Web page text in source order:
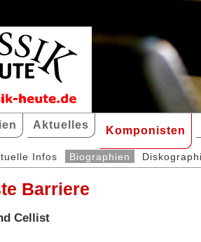
Aktuelles Komponisten
Infos Biographien
Barriere
Cellist